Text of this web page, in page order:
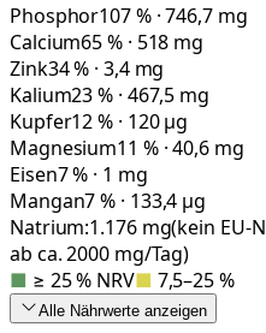
Phosphor107 % · 746,7 mg
Calcium65 % · 518 mg
Zink34 % · 3,4 mg
Kalium23 % · 467,5 mg
Kupfer12 % · 120 µg
Magnesium11 % · 40,6 mg
Eisen7 % · 1 mg
Mangan7 % · 133,4 µg
Natrium:1.176mg(kein EU-
ab ca. 2000 mg/Tag)
■ ≥ 25 % NRV■ 7,5–25 %
Alle Nährwerte anzeigen